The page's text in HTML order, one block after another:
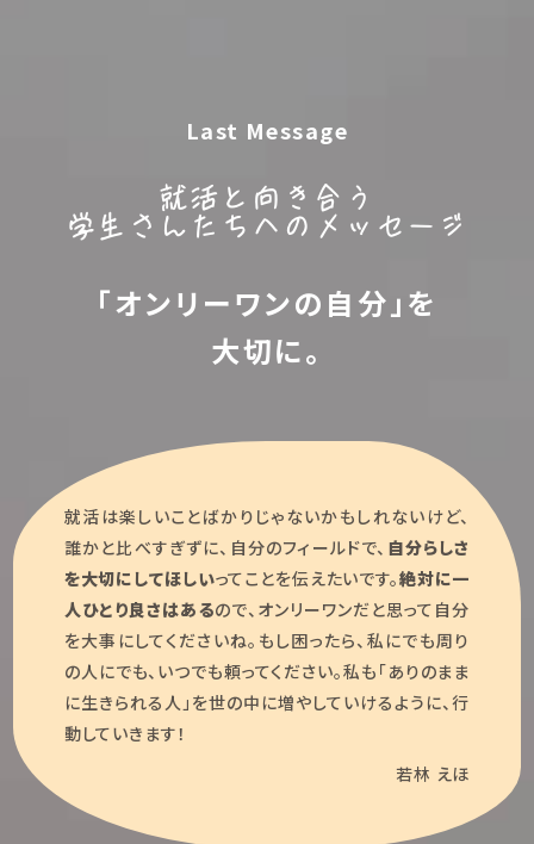
Last Message
就活と向き合う
学生さんたちへのメッセージ
「オンリーワンの自分」を
大切に。
就活は楽しいことばかりじゃないかもしれないけど、
誰かと比べすぎずに、自分のフィールドで、 自分らしさ
を大切にしてほしいってことを伝えたいです。絶対に一
人ひとり良さはあるので、オンリーワンだと思って自分
を大事にしてくださいね。もし困ったら、私にでも周り
の人にでも、いつでも頼ってください。私も「ありのまま
に生きられる人」を世の中に増やしていけるように、行
動していきます！
若林 えほ